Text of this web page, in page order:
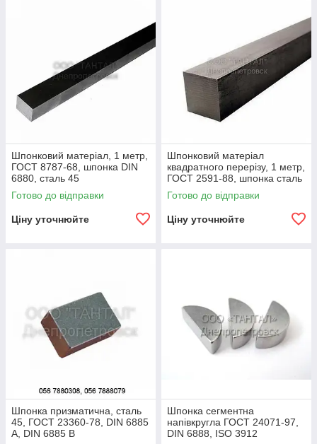
Шпонковий матеріал, 1 метр,
ГОСТ 8787-68, шпонка DIN
6880, сталь 45
Готово до відправки
Ціну уточнюйте
Шпонковий матеріал
квадратного перерізу, 1 метр,
ГОСТ 2591-88, шпонка сталь
35
Готово до відправки
Ціну уточнюйте
Шпонка призматична, сталь
45, ГОСТ 23360-78, DIN 6885
A, DIN 6885 B
Шпонка сегментна
напівкругла ГОСТ 24071-97,
DIN 6888, ISO 3912